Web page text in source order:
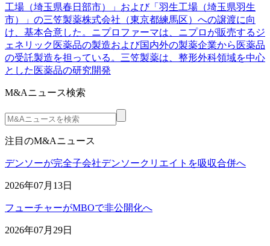
工場（埼玉県春日部市）」および「羽生工場（埼玉県羽生
市）」の三笠製薬株式会社（東京都練馬区）への譲渡に向
け、基本合意した。ニプロファーマは、ニプロが販売するジ
ェネリック医薬品の製造および国内外の製薬企業から医薬品
の受託製造を担っている。三笠製薬は、整形外科領域を中心
とした医薬品の研究開発
M&Aニュース検索
注目のM&Aニュース
デンソーが完全子会社デンソークリエイトを吸収合併へ
2026年07月13日
フューチャーがMBOで非公開化へ
2026年07月29日